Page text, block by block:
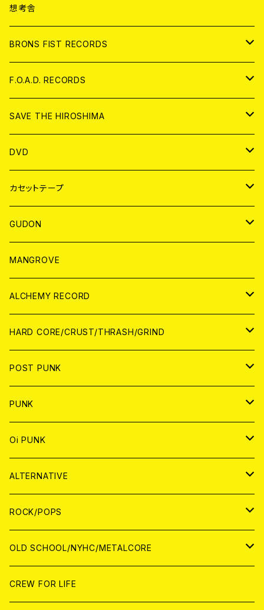
ANALOG
CD
アパレル
ANALOG
想考舎
BRONS FIST RECORDS
CD
ANALOG
F.O.A.D. RECORDS
CD
ANALOG
SAVE THE HIROSHIMA
アパレル
BADGE
DVD
JAPAN
WORLD
カセットテープ
JAPAN
WORLD
GUDON
アパレル
PATCH
アナログ
DIGITAL CONTENTS
MANGROVE
ALCHEMY RECORD
CD
ANALOG
HARD CORE/CRUST/THRASH/GRIND
JAPAN
CD
ANALOG
WORLD
CD
ANALOG
POST PUNK
CD
JAPAN
WORLD
ANALOG
JAPAN
WORLD
PUNK
JAPAN
CD
ANALOG
WORLD
CD
ANALOG
Oi PUNK
JAPAN
CD
ANALOG
WOLRD
CD
ANALOG
ALTERNATIVE
JAPAN
CD
ANALOG
WORLD
CD
ROCK/POPS
JAPAN
CD
WORLD
OLD SCHOOL/NYHC/METALCORE
JAPAN
CREW FOR LIFE